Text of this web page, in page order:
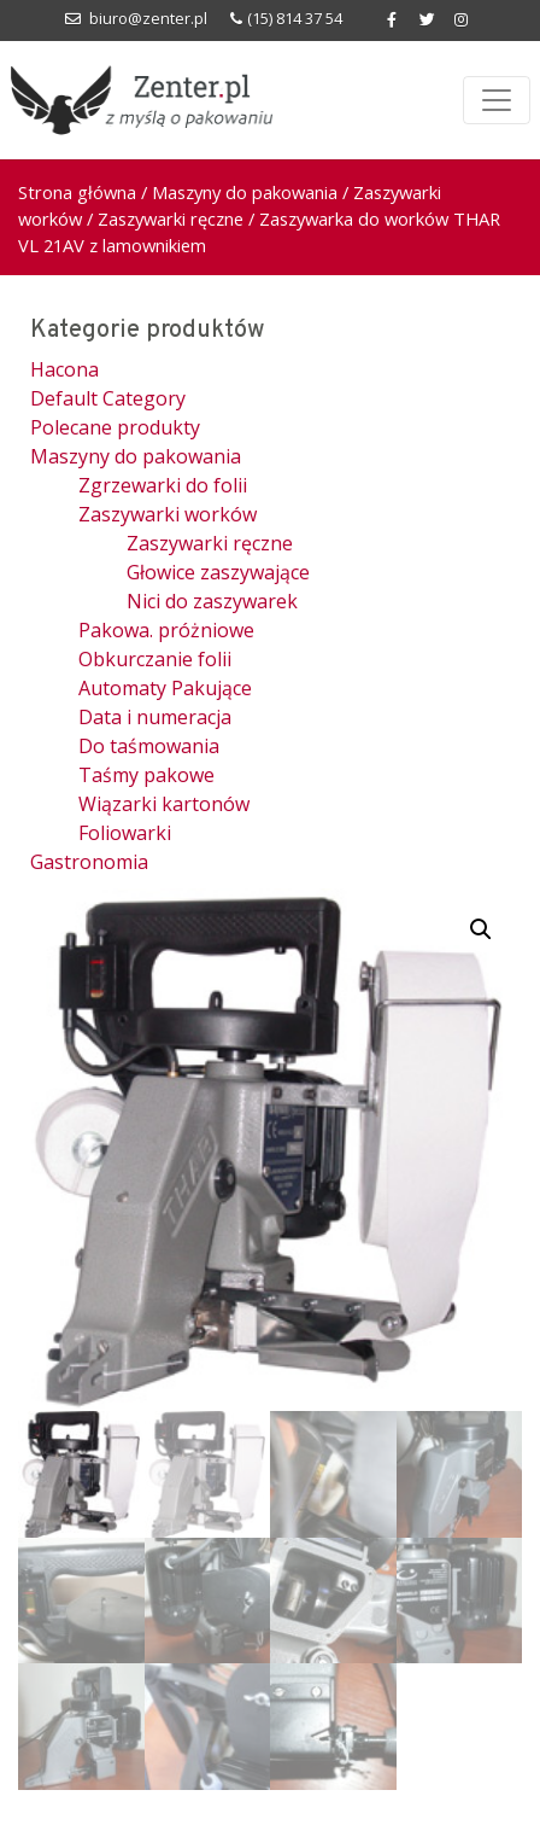
biuro@zenter.pl (15) 814 37 54
Strona główna / Maszyny do pakowania / Zaszywarki
worków/ Zaszywarki ręczne / Zaszywarka do worków THAR
VL 21AV z lamownikiem
Kategorie produktów
Hacona
Default Category
Polecane produkty
Maszyny do pakowania
Zgrzewarki do folii
Zaszywarki worków
Zaszywarki ręczne
Głowice zaszywające
Nici do zaszywarek
Pakowa. próżniowe
Obkurczanie folii
Automaty Pakujące
Data i numeracja
Do taśmowania
Taśmy pakowe
Wiązarki kartonów
Foliowarki
Gastronomia